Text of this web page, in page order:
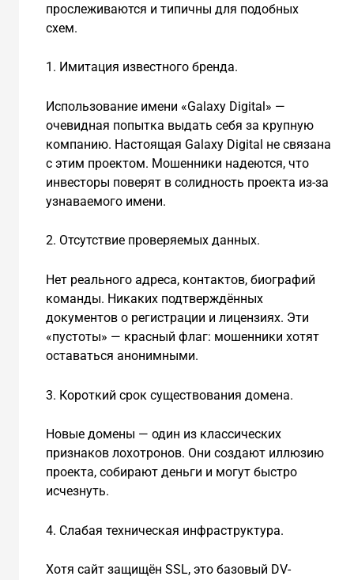
прослеживаются и типичны для подобных
схем.
1. Имитация известного бренда.
Использование имени «Galaxy Digital» —
очевидная попытка выдать себя за крупную
компанию. Настоящая Galaxy Digital не связана
с этим проектом. Мошенники надеются, что
инвесторы поверят в солидность проекта из-за
узнаваемого имени.
2. Отсутствие проверяемых данных.
Нет реального адреса, контактов, биографий
команды. Никаких подтверждённых
документов о регистрации и лицензиях. Эти
«пустоты» — красный флаг: мошенники хотят
оставаться анонимными.
3. Короткий срок существования домена.
Новые домены — один из классических
признаков лохотронов. Они создают иллюзию
проекта, собирают деньги и могут быстро
исчезнуть.
4. Слабая техническая инфраструктура.
Хотя сайт защищён SSL, это базовый DV-